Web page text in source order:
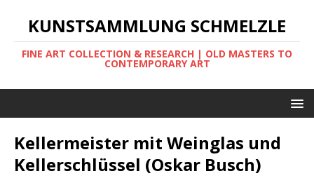
KUNSTSAMMLUNG SCHMELZLE
FINE ART COLLECTION & RESEARCH | OLD MASTERS TO
CONTEMPORARY ART
Kellermeister mit Weinglas und
Kellerschlüssel (Oskar Busch)